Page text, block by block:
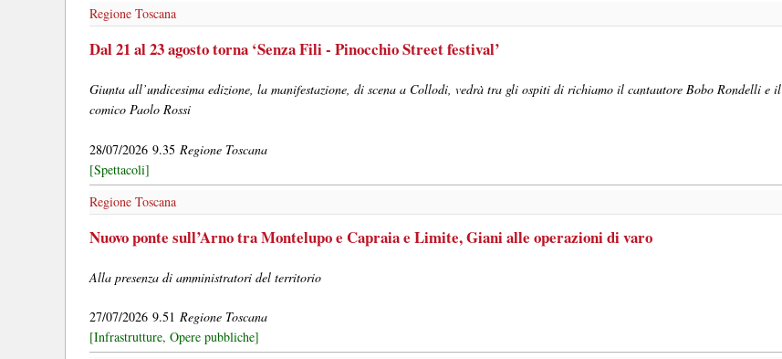
Regione Toscana
Dal 21 al 23 agosto torna ‘Senza Fili - Pinocchio Street festival’
Giunta all’undicesima edizione, la manifestazione, di scena a Collodi, vedrà tra gli ospiti di richiamo il cantautore Bobo Rondelli e il
comico Paolo Rossi
28/07/2026 9.35 Regione Toscana
[Spettacoli]
Regione Toscana
Nuovo ponte sull’Arno tra Montelupo e Capraia e Limite, Giani alle operazioni di varo
Alla presenza di amministratori del territorio
27/07/2026 9.51Regione Toscana
[Infrastrutture, Opere pubbliche]